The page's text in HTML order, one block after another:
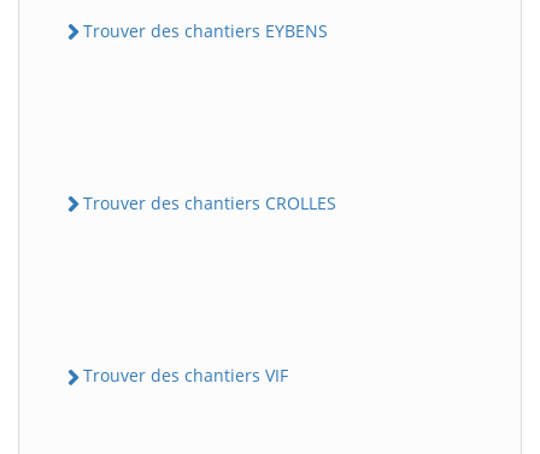
Trouver des chantiers EYBENS
Trouver des chantiers CROLLES
Trouver des chantiers VIF